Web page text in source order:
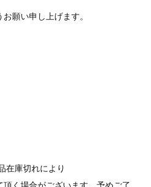
願い申し上げます。
在庫切れにより